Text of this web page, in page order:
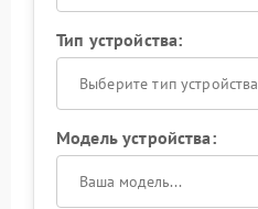
Тип устройства:
Выберите тип устройства
Модель устройства: